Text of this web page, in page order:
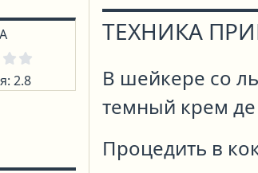
2.8
ТЕХНИКА
В шейкере со
темный крем де
Процедить в